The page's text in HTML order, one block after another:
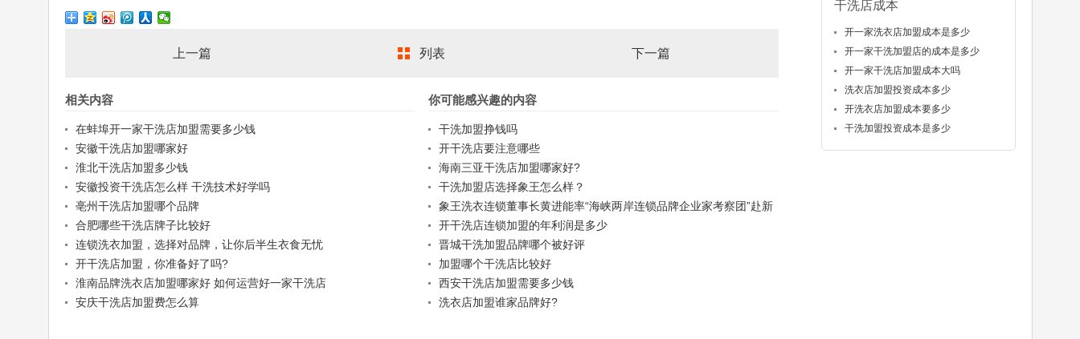
上一篇 列表 下一篇
相关内容
在蚌埠开一家干洗店加盟需要多少钱
安徽干洗店加盟哪家好
淮北干洗店加盟多少钱
安徽投资干洗店怎么样 干洗技术好学吗
亳州干洗店加盟哪个品牌
合肥哪些干洗店牌子比较好
连锁洗衣加盟，选择对品牌，让你后半生衣食无忧
开干洗店加盟，你准备好了吗?
淮南品牌洗衣店加盟哪家好 如何运营好一家干洗店
安庆干洗店加盟费怎么算
你可能感兴趣的内容
干洗加盟挣钱吗
开干洗店要注意哪些
海南三亚干洗店加盟哪家好?
干洗加盟店选择象王怎么样？
象王洗衣连锁董事长黄进能率“海峡两岸连锁品牌企业家考察团”赴新
疆考察
开干洗店连锁加盟的年利润是多少
晋城干洗加盟品牌哪个被好评
加盟哪个干洗店比较好
西安干洗店加盟需要多少钱
洗衣店加盟谁家品牌好?
干洗店成本
开一家洗衣店加盟成本是多少
开一家干洗加盟店的成本是多少
开一家干洗店加盟成本大吗
洗衣店加盟投资成本多少
开洗衣店加盟成本要多少
干洗加盟投资成本是多少